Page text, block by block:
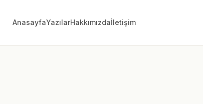
AnasayfaYazılarHakkımızdaİletişim